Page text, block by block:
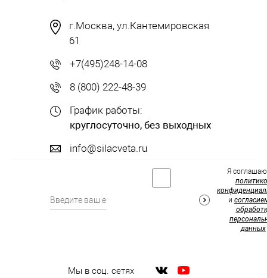
г.Москва, ул.Кантемировская
61
+7(495)248-14-08
8 (800) 222-48-39
График работы:
круглосуточно, без выходных
info@silacveta.ru
Мы в соц. сетях
Я
и
данных